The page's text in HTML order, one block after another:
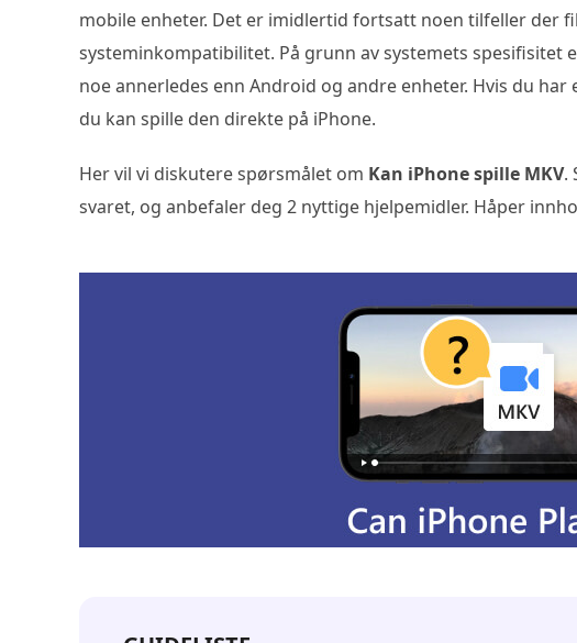
mobile enheter. Det er imidlertid fortsatt noen tilfeller der
systeminkompatibilitet. På grunn av systemets
noe annerledes enn Android og andre enheter. Hvis du
du kan spille den direkte på iPhone.
Her vil vi diskutere spørsmålet om Kan iPhone spille MKV.
svaret, og anbefaler deg 2 nyttige hjelpemidler. Håper